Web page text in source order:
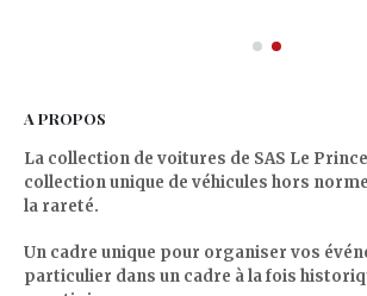
La collection de voitures de SAS Le Prince
collection unique de véhicules hors
la rareté.
particulier dans un cadre à la fois
prestigieux.